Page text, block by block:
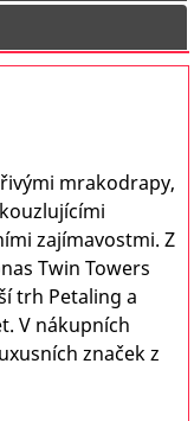
mrakodrapy,
zajímavostmi. Z
Twin Towers
trh Petaling a
V nákupních
značek z